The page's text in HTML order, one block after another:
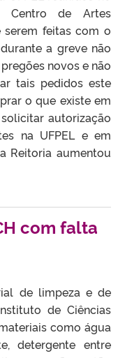
Centro de Artes
serem feitas com o
a greve não
novos e não
tais pedidos este
o que existe em
autorização
na UFPEL e em
Reitoria aumentou
com falta
de limpeza e de
de Ciências
como água
detergente entre